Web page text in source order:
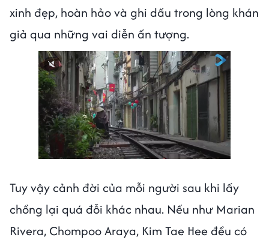
xinh đẹp, hoàn hảo và ghi dấu trong lòng khán
giả qua những vai diễn ấn tượng.
Tuy vậy cảnh đời của mỗi người sau khi lấy
chồng lại quá đỗi khác nhau. Nếu như Marian
Rivera, Chompoo Araya, Kim Tae Hee đều có